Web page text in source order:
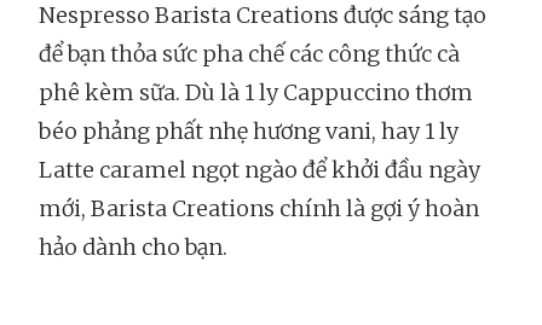
Nespresso Barista Creations được sáng tạo
để bạn thỏa sức pha chế các công thức cà
phê kèm sữa. Dù là 1 ly Cappuccino thơm
béo phảng phất nhẹ hương vani, hay 1 ly
Latte caramel ngọt ngào để khởi đầu ngày
mới, Barista Creations chính là gợi ý hoàn
hảo dành cho bạn.